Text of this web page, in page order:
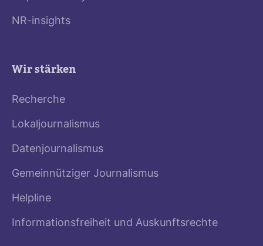
NR-insights
Wir stärken
Recherche
Lokaljournalismus
Datenjournalismus
Gemeinnütziger Journalismus
Helpline
Informationsfreiheit und Auskunftsrechte